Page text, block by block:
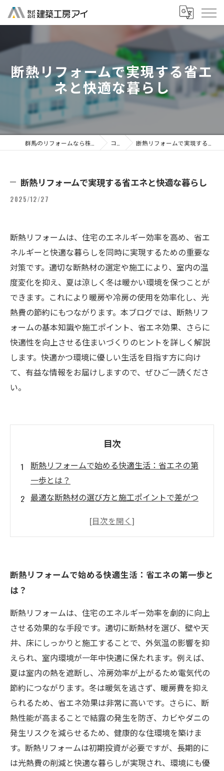
断熱リフォームで実現する省エ
ネと快適な暮らし
コラム 断熱リフォームで実現する省エネと快適な暮らし
断熱リフォームで実現する省エネと快適な暮らし
2025/12/27
断熱リフォームは、住宅のエネルギー効率を高め、省エ
ネルギーと快適な暮らしを同時に実現するための重要な
対策です。適切な断熱材の選定や施工により、室内の温
度変化を抑え、夏は涼しく冬は暖かい環境を保つことが
できます。これにより暖房や冷房の使用を効率化し、光
熱費の節約にもつながります。本ブログでは、断熱リフ
ォームの基本知識や施工ポイント、省エネ効果、さらに
快適性を向上させる住まいづくりのヒントを詳しく解説
します。快適かつ環境に優しい生活を目指す方に向け
て、有益な情報をお届けしますので、ぜひご一読くださ
い。
目次
断熱リフォームで始める快適生活：省エネの第
一歩とは？
最適な断熱材の選び方と施工ポイントで差がつ
断熱リフォーム中の注意点と施工の流れをわか
変化を体験レポート
理想の住まいへ
断熱リフォームのメリットとは？光熱費削減と
快適性の両立
これからの住宅に必須！断熱リフォームで実現
するエコ＆快適暮らし
断熱リフォームで始める快適生活：省エネの第一歩と
は？
断熱リフォームは、住宅のエネルギー効率を劇的に向上
させる効果的な手段です。適切に断熱材を選び、壁や天
井、床にしっかりと施工することで、外気温の影響を抑
えられ、室内環境が一年中快適に保たれます。例えば、
夏は室内の熱を遮断し、冷房効率が上がるため電気代の
節約につながります。冬は暖気を逃さず、暖房費を抑え
られるため、省エネ効果は非常に高いです。さらに、断
熱性能が高まることで結露の発生を防ぎ、カビやダニの
発生リスクを減らせるため、健康的な住環境を築けま
す。断熱リフォームは初期投資が必要ですが、長期的に
は光熱費の削減と快適な暮らしが実現され、環境にも優